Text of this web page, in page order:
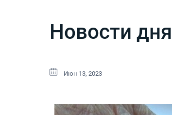
Новости
Июн 13, 2023